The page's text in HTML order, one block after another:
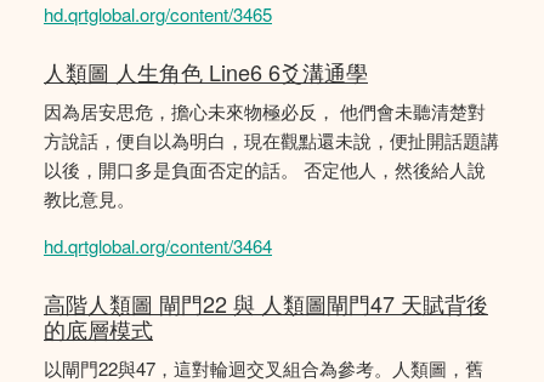
hd.qrtglobal.org/content/3465
人類圖 人生角色 Line6 6爻溝通學
因為居安思危，擔心未來物極必反， 他們會未聽清楚對
方說話，便自以為明白，現在觀點還未說，便扯開話題講
以後，開口多是負面否定的話。 否定他人，然後給人說
教比意見。
hd.qrtglobal.org/content/3464
高階人類圖 閘門22 與 人類圖閘門47 天賦背後
的底層模式
以閘門22與47，這對輪迴交叉組合為參考。人類圖，舊